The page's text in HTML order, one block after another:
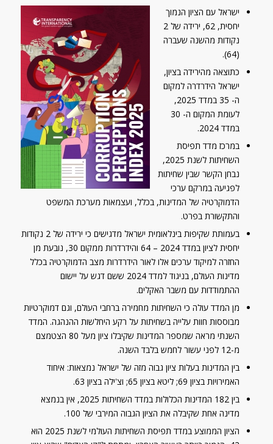
יחסית, 62, ירידה של 2
נקודות מהשנה שעברה
(64).
כתוצאה מהירידה בציון,
ישראל הידרדרה למקום
ה- 35 במדד 2025,
לעומת המקום ה- 30
במדד 2024.
נבחן הקשר שבין שחיתות
לפגיעה במרקם ערכי
הדמוקרטיה של המדינות, בכלל, ועצמאות מערכת המשפט
והתקשורת בפרט.
יחסית לציון במדד 2024 – 64 והידרדרות ממקום 30, נובעת מן
החזרה למיקוד ערכים אלו לאור הידרדרות מצב הדמוקרטיה בכלל
מדינות העולם, בניגוד למדד 2024 ששם דגש על יישום
ההתמודדות עם משבר האקלים.
מן המדד עולה כי השחיתות מחמירה ברחבי העולם, וגם דמוקרטיות
מבוססות חוות עלייה בשחיתות על רקע היחלשות ההנהגה. המדד
השנתי מראה שמספר המדינות שקיבלו ציון מעל 80 הצטמצם
מ-12 לפני עשור לחמש בלבד השנה.
האמירויות בציון 69; ליטא בציון 65; וצ'ילה בציון 63.
מדינה אחת שקיבלה את הציון הגבוה המירבי של 100.
42, הנמוך ביותר בעשור האחרון, ומתחת ל"קו האדום" שהוא ציון